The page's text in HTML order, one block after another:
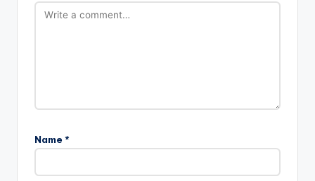
Name *